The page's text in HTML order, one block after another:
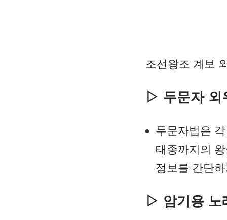
조선왕조 계보
▷ 두문자 외
두문자법은
태종까지의
정보를 간단
▷ 암기용 노